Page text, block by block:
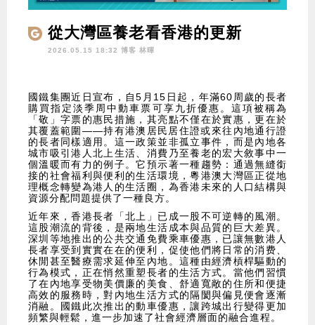
從大灣區養老看香港的更新
2026.05.15 18:32 博客 林暉
國鐵集團近日宣布，自5月15日起，年滿60周歲的長者
購買指定淡季周中動車票可享九折優惠。這項被稱為
「敬」字票的惠民措施，其亮點不僅在於實惠，更在於
其覆蓋範圍——持有港澳居民居住證或來往內地通行證
的長者同樣適用。這一政策並非孤立事件，而是內地各
城市吸引港人北上生活、消費乃至養老的宏大敘事中一
個溫暖而有力的例子。它預示著一種趨勢：通過無縫銜
接的社會福利與便利的生活環境，粵港澳大灣區正從地
理概念轉變為港人的生活圈，為香港未來的人口結構與
資源分配問題提供了一種良方。
近年來，香港長者「北上」已成一股不可逆轉的風潮。
這股潮流的背後，是兩地生活成本與品質的巨大差異。
深圳等地推出的公共交通免費乘車優惠，已讓無數港人
長者享受到實實在在的便利，促使他們將日常的消费、
休閒甚至醫療需求延伸至內地。這種由經濟槓桿驅動的
行為模式，正在悄然重塑長者的生活方式。當他們習慣
了在內地享受物美價廉的美食、舒適寬敞的住所和便捷
高效的服務時，對內地生活方式的隔閡與偏見便會逐漸
消融。國鐵此次推出的動車優惠，讓跨城出行變得更加
頻繁與輕鬆，進一步加速了社會經濟層面的融合進程。